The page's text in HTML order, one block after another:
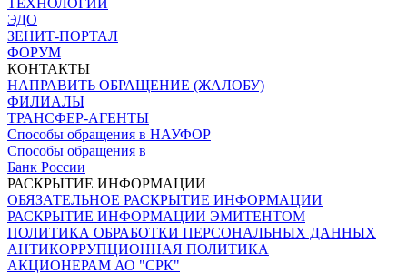
ТЕХНОЛОГИИ
ЭДО
ЗЕНИТ-ПОРТАЛ
ФОРУМ
КОНТАКТЫ
НАПРАВИТЬ ОБРАЩЕНИЕ (ЖАЛОБУ)
ФИЛИАЛЫ
ТРАНСФЕР-АГЕНТЫ
Способы обращения в НАУФОР
Способы обращения в
Банк России
РАСКРЫТИЕ ИНФОРМАЦИИ
ОБЯЗАТЕЛЬНОЕ РАСКРЫТИЕ ИНФОРМАЦИИ
РАСКРЫТИЕ ИНФОРМАЦИИ ЭМИТЕНТОМ
ПОЛИТИКА ОБРАБОТКИ ПЕРСОНАЛЬНЫХ ДАННЫХ
АНТИКОРРУПЦИОННАЯ ПОЛИТИКА
АКЦИОНЕРАМ АО "СРК"